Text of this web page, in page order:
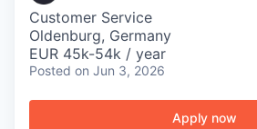
Customer Service
Oldenburg, Germany
EUR 45k-54k / year
Posted on Jun 3, 2026
Apply now